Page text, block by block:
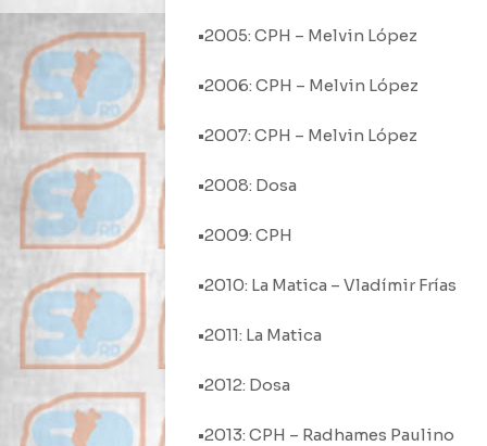
•2005: CPH – Melvin López
•2006: CPH – Melvin López
•2007: CPH – Melvin López
•2008: Dosa
•2009: CPH
•2010: La Matica – Vladímir Frías
•2011: La Matica
•2012: Dosa
•2013: CPH – Radhames Paulino